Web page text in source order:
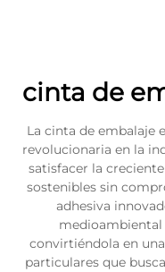
cinta de
La cinta de embalaje
revolucionaria en la
satisfacer la
sostenibles sin
adhesiva
convirtiéndola en
particulares que